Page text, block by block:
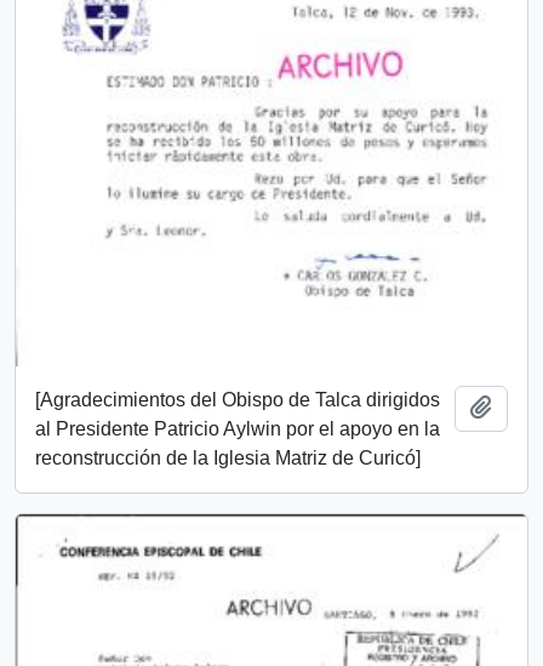
[Agradecimientos del Obispo de Talca dirigidos
al Presidente Patricio Aylwin por el apoyo en la
reconstrucción de la Iglesia Matriz de Curicó]